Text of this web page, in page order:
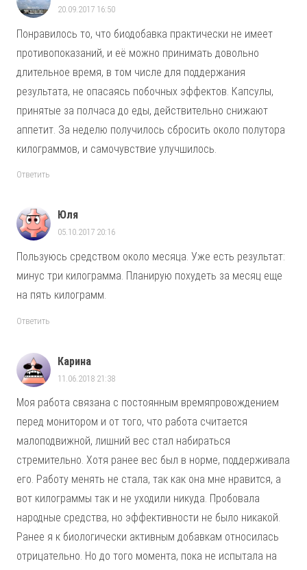
20.09.2017 16:50
Понравилось то, что биодобавка практически не имеет
противопоказаний, и её можно принимать довольно
длительное время, в том числе для поддержания
результата, не опасаясь побочных эффектов. Капсулы,
принятые за полчаса до еды, действительно снижают
аппетит. За неделю получилось сбросить около полутора
килограммов, и самочувствие улучшилось.
Ответить
Юля
05.10.2017 20:16
Пользуюсь средством около месяца. Уже есть результат:
минус три килограмма. Планирую похудеть за месяц еще
на пять килограмм.
Ответить
Карина
11.06.2018 21:38
Моя работа связана с постоянным времяпровождением
перед монитором и от того, что работа считается
малоподвижной, лишний вес стал набираться
стремительно. Хотя ранее вес был в норме, поддерживала
его. Работу менять не стала, так как она мне нравится, а
вот килограммы так и не уходили никуда. Пробовала
народные средства, но эффективности не было никакой.
Ранее я к биологически активным добавкам относилась
отрицательно. Но до того момента, пока не испытала на